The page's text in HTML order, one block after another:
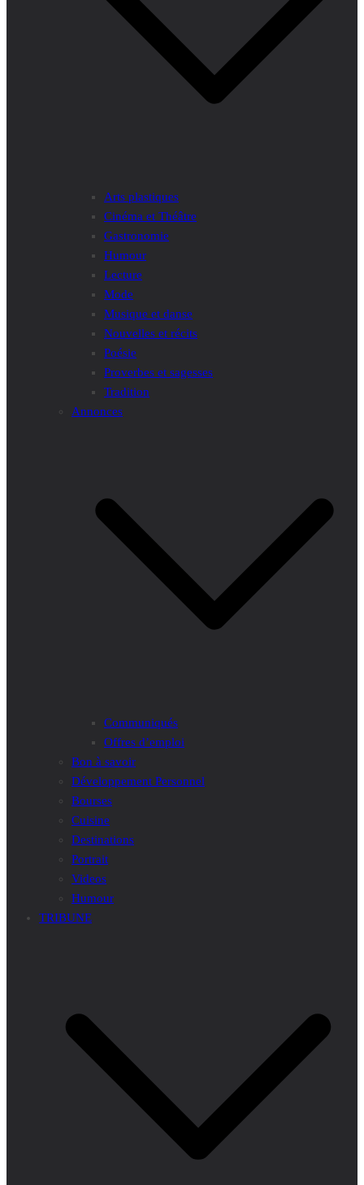
Arts plastiques
Cinéma et Théâtre
Gastronomie
Humour
Lecture
Mode
Musique et danse
Nouvelles et récits
Poésie
Proverbes et sagesses
Tradition
Annonces
Communiqués
Offres d’emploi
Bon à savoir
Développement Personnel
Bourses
Cuisine
Destinations
Portrait
Videos
Humour
TRIBUNE